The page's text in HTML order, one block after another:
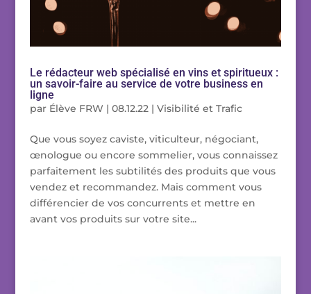
Le rédacteur web spécialisé en vins et spiritueux :
un savoir-faire au service de votre business en
ligne
par Élève FRW | 08.12.22| Visibilité et Trafic
Que vous soyez caviste, viticulteur, négociant,
œnologue ou encore sommelier, vous connaissez
parfaitement les subtilités des produits que vous
vendez et recommandez. Mais comment vous
différencier de vos concurrents et mettre en
avant vos produits sur votre site...